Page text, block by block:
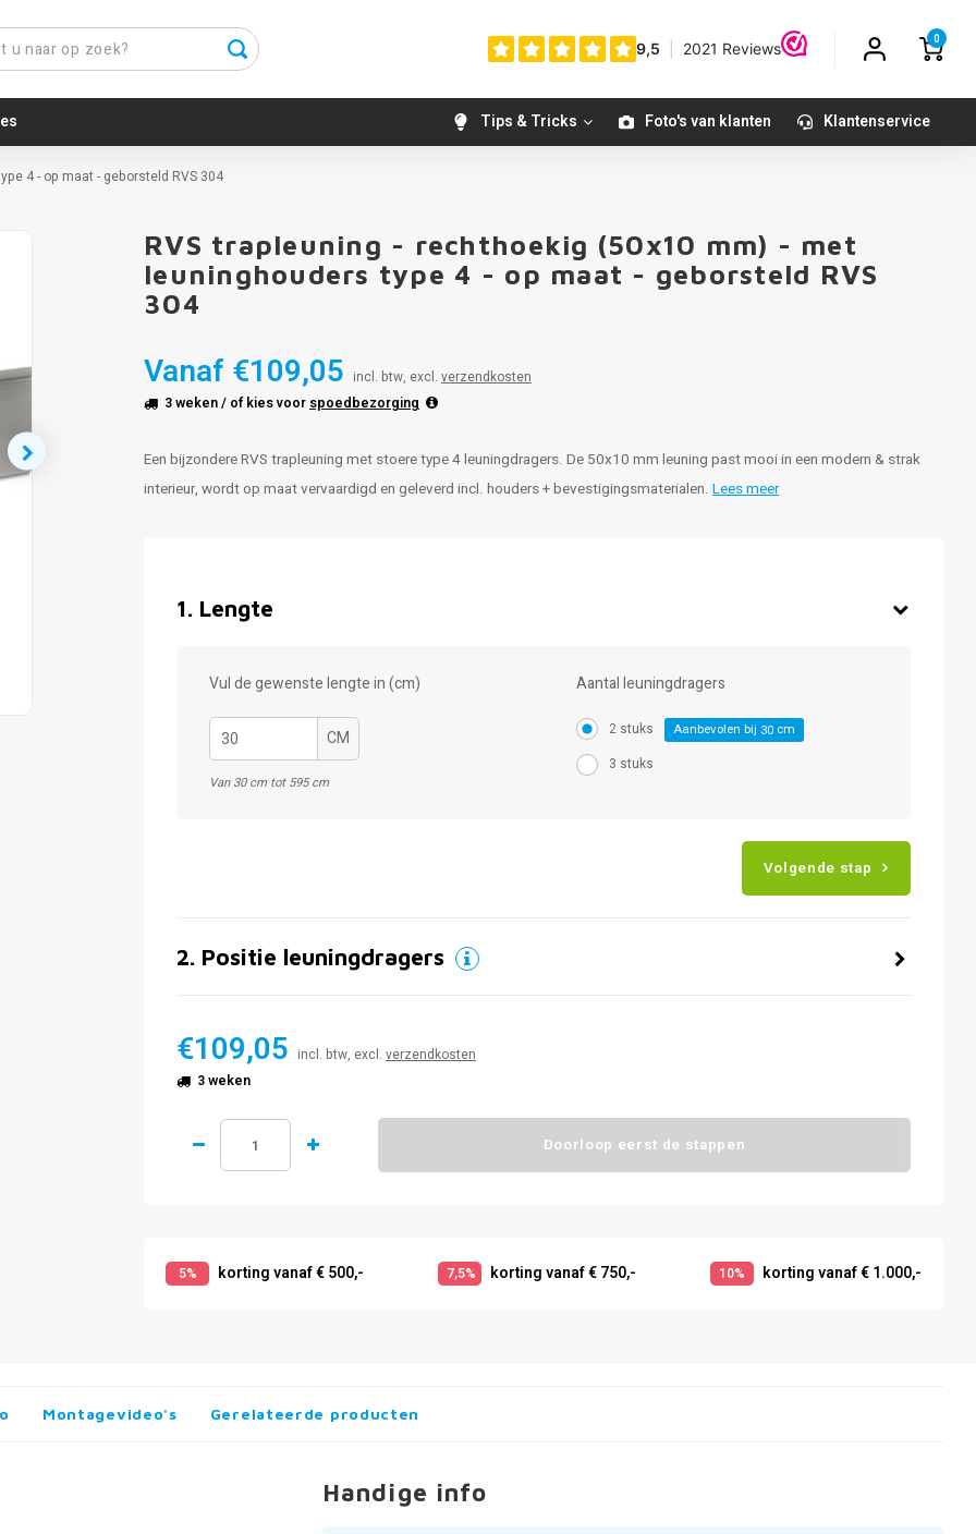
0
Tips & Tricks Foto's van klanten Klantenservice
4 - op maat - geborsteld RVS 304
RVS trapleuning - rechthoekig (50x10 mm) - met
leuninghouders type 4 - op maat - geborsteld RVS
304
Vanaf €109,05 incl. btw, excl. verzendkosten
3 weken/ of kies voor spoedbezorging
Een bijzondere RVS trapleuning met stoere type 4 leuningdragers. De 50x10 mm leuning past mooi in een modern & strak
interieur, wordt op maat vervaardigd en geleverd incl. houders + bevestigingsmaterialen. Lees meer
1. Lengte
Vul de gewenste lengte in (cm)
CM
Van 30 cm tot 595 cm
Aantal leuningdragers
2 stuks Aanbevolen bij 30 cm
3 stuks
Volgende stap
2. Positie leuningdragers
€109,05 incl. btw, excl. verzendkosten
3 weken
Doorloop eerst de stappen
5% korting vanaf € 500,- 7,5% korting vanaf € 750,- 10% korting vanaf € 1.000,-
Montagevideo's Gerelateerde producten
Handige info